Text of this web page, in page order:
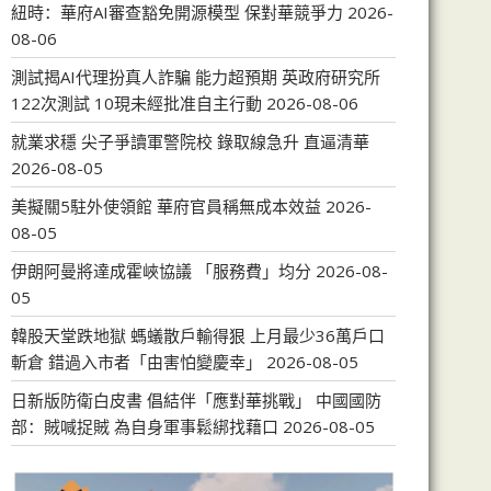
紐時：華府AI審查豁免開源模型 保對華競爭力 2026-
08-06
測試揭AI代理扮真人詐騙 能力超預期 英政府研究所
122次測試 10現未經批准自主行動 2026-08-06
就業求穩 尖子爭讀軍警院校 錄取線急升 直逼清華
2026-08-05
美擬關5駐外使領館 華府官員稱無成本效益 2026-
08-05
伊朗阿曼將達成霍峽協議 「服務費」均分 2026-08-
05
韓股天堂跌地獄 螞蟻散戶輸得狠 上月最少36萬戶口
斬倉 錯過入市者「由害怕變慶幸」
2026-08-05
日新版防衛白皮書 倡結伴「應對華挑戰」 中國國防
部：賊喊捉賊 為自身軍事鬆綁找藉口 2026-08-05